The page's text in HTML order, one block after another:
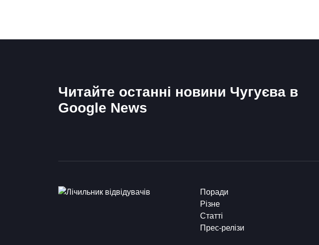
Читайте останні новини Чугуєва в
Google News
Поради
Різне
Статті
Прес-релізи